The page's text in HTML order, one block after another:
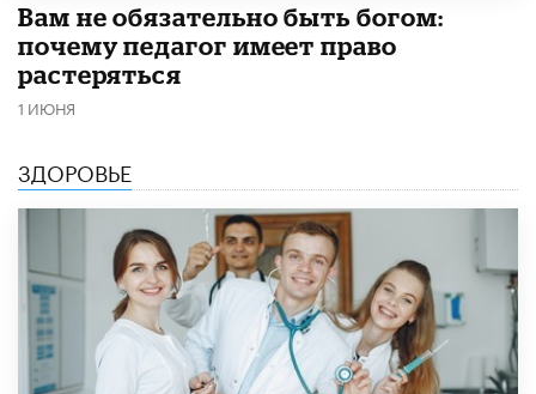
​Вам не обязательно быть богом:
почему педагог имеет право
растеряться
1 ИЮНЯ
ЗДОРОВЬЕ